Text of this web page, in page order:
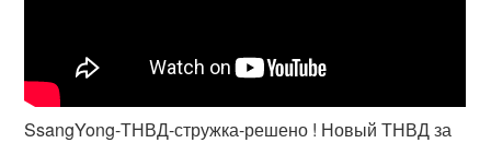
SsangYong-ТНВД-стружка-решено ! Новый ТНВД за